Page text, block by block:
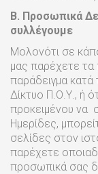
Β. Προσωπικά
συλλέγουμε
Μολονότι σε
μας παρέχετε
παράδειγμα
Δίκτυο Π.Ο.Υ., ή
προκειμένου να
Ημερίδες,
σελίδες στον
παρέχετε
προσωπικά σας